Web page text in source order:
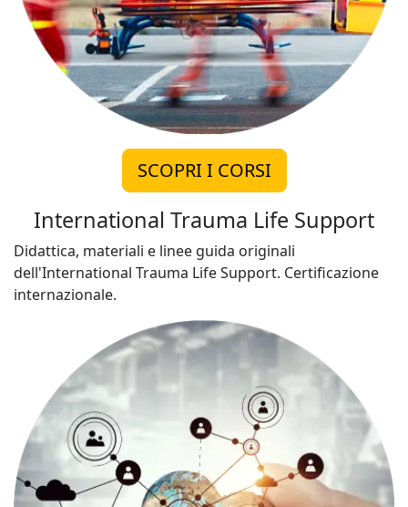
SCOPRI I CORSI
International Trauma Life Support
Didattica, materiali e linee guida originali
dell'International Trauma Life Support. Certificazione
internazionale.